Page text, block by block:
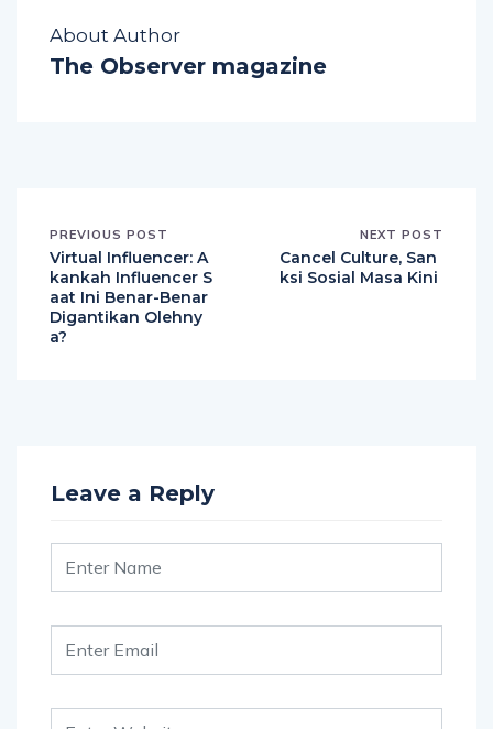
About Author
The Observer magazine
PREVIOUS POST
Virtual Influencer: A
kankah Influencer S
aat Ini Benar-Benar
Digantikan Olehny
a?
NEXT POST
Cancel Culture, San
ksi Sosial Masa Kini
Leave a Reply